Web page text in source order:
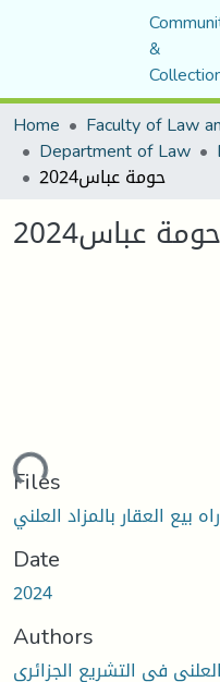
&
Home
Department of Law
حومة عباس2024
حومة عباس2024
Files
Date
2024
Authors
في التشريع الجزائري